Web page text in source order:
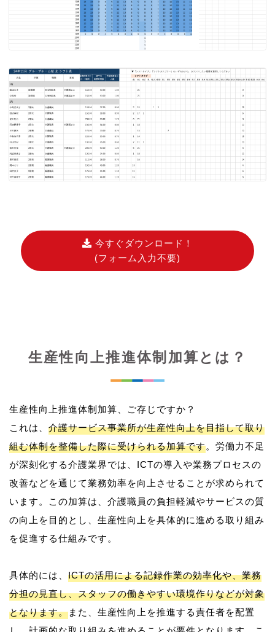
今すぐダウンロード！
(フォーム入力不要)
生産性向上推進体制加算とは？
生産性向上推進体制加算、ご存じですか？
これは、 介護サービス事業所が生産性向上を目指して取り
組む体制を整備した際に受けられる加算です。労働力不足
が深刻化する介護業界では、ICTの導入や業務プロセスの
改善などを通じて業務効率を向上させることが求められて
います。この加算は、介護職員の負担軽減やサービスの質
の向上を目的とし、生産性向上を具体的に進める取り組み
を促進する仕組みです。
具体的には、 ICTの活用による記録作業の効率化や、業務
分担の見直し、スタッフの働きやすい環境作りなどが対象
となります。また、生産性向上を推進する責任者を配置